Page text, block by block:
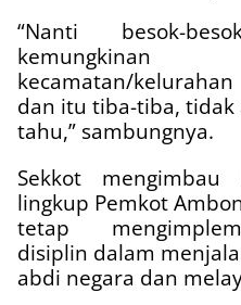
“Nanti besok-
kemungkinan
kecamatan/
dan itu tiba-tiba, tidak
tahu,” sambungnya.
Sekkot
lingkup Pemkot
tetap
disiplin dalam
abdi negara dan